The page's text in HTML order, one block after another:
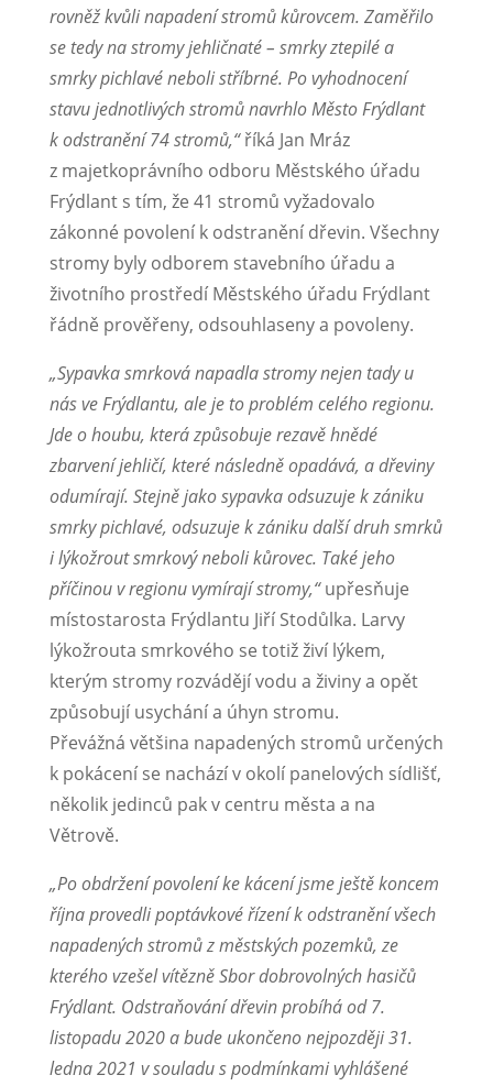
rovněž kvůli napadení stromů kůrovcem. Zaměřilo
se tedy na stromy jehličnaté – smrky ztepilé a
smrky pichlavé neboli stříbrné. Po vyhodnocení
stavu jednotlivých stromů navrhlo Město Frýdlant
k odstranění 74 stromů,“říká Jan Mráz
z majetkoprávního odboru Městského úřadu
Frýdlant s tím, že 41 stromů vyžadovalo
zákonné povolení k odstranění dřevin. Všechny
stromy byly odborem stavebního úřadu a
životního prostředí Městského úřadu Frýdlant
řádně prověřeny, odsouhlaseny a povoleny.
„Sypavka smrková napadla stromy nejen tady u
nás ve Frýdlantu, ale je to problém celého regionu.
Jde o houbu, která způsobuje rezavě hnědé
zbarvení jehličí, které následně opadává, a dřeviny
odumírají. Stejně jako sypavka odsuzuje k zániku
smrky pichlavé, odsuzuje k zániku další druh smrků
i lýkožrout smrkový neboli kůrovec. Také jeho
příčinou v regionu vymírají stromy,“upřesňuje
místostarosta Frýdlantu Jiří Stodůlka. Larvy
lýkožrouta smrkového se totiž živí lýkem,
kterým stromy rozvádějí vodu a živiny a opět
způsobují usychání a úhyn stromu.
Převážná většina napadených stromů určených
k pokácení se nachází v okolí panelových sídlišť,
několik jedinců pak v centru města a na
Větrově.
„Po obdržení povolení ke kácení jsme ještě koncem
října provedli poptávkové řízení k odstranění všech
napadených stromů z městských pozemků, ze
kterého vzešel vítězně Sbor dobrovolných hasičů
Frýdlant. Odstraňování dřevin probíhá od 7.
listopadu 2020 a bude ukončeno nejpozději 31.
ledna 2021 v souladu s podmínkami vyhlášené